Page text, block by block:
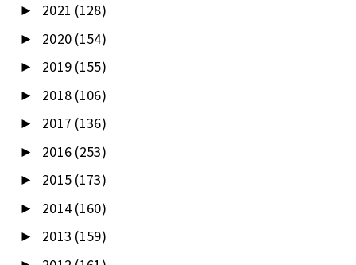
► 2021 (128)
► 2020 (154)
► 2019 (155)
► 2018 (106)
► 2017 (136)
► 2016 (253)
► 2015 (173)
► 2014 (160)
► 2013 (159)